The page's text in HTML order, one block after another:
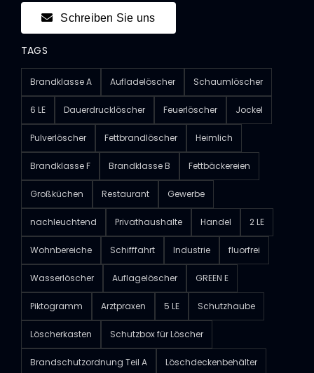
Schreiben Sie uns
TAGS
Brandklasse A Aufladelöscher Schaumlöscher
6 LE Dauerdrucklöscher Feuerlöscher Jockel
Pulverlöscher Fettbrandlöscher Heimlich
Brandklasse F Brandklasse B Fettbäckereien
Großküchen Restaurant Gewerbe
nachleuchtend Privathaushalte Handel 2 LE
Wohnbereiche Schifffahrt Industrie fluorfrei
Wasserlöscher Auflagelöscher GREEN E
Piktogramm Arztpraxen 5 LE Schutzhaube
Löscherkasten Schutzbox für Löscher
Brandschutzordnung Teil A Löschdeckenbehälter